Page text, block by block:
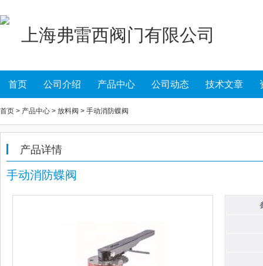
上海弗雷西阀门有限公司
首页 公司介绍 产品中心 公司动态 技术文章
首页 > 产品中心 > 放料阀 > 手动消防蝶阀
产品详情
手动消防蝶阀